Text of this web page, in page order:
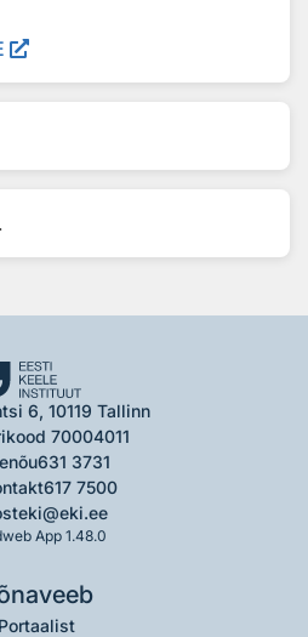
6, 10119 Tallinn
70004011
631 3731
617 7500
eki@eki.ee
App 1.48.0
Portaalist